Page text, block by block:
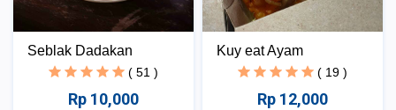
Seblak Dadakan
( 51 )
Rp 10,000
Kuy eat Ayam
( 19 )
Rp 12,000